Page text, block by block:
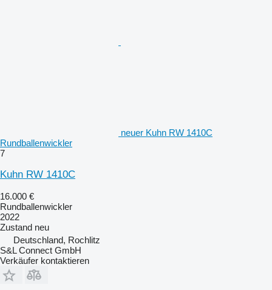
neuer Kuhn RW 1410C
Rundballenwickler
7
Kuhn RW 1410C
16.000 €
Rundballenwickler
2022
Zustand neu
Deutschland, Rochlitz
S&L Connect GmbH
Verkäufer kontaktieren